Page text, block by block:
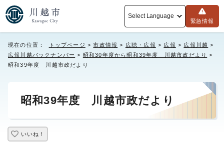
Select Language
緊急情報
現在の位置： トップページ >市政情報 > 広聴・広報 > 広報 > 広報川越 >
広報川越バックナンバー > 昭和30年度から昭和39年度 川越市政だより >
昭和39年度 川越市政だより
昭和39年度 川越市政だより
いいね！